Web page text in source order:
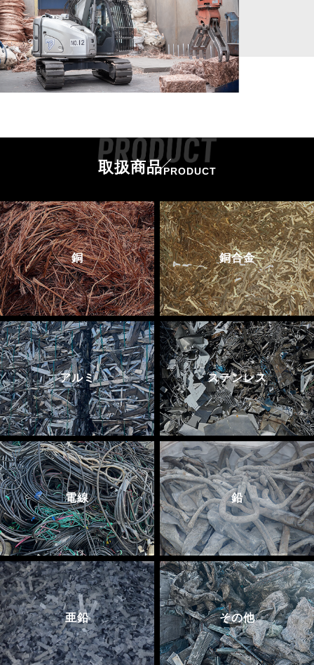
取扱商品PRODUCT
銅 銅合金
アルミ ステンレス
電線 鉛
亜鉛 その他